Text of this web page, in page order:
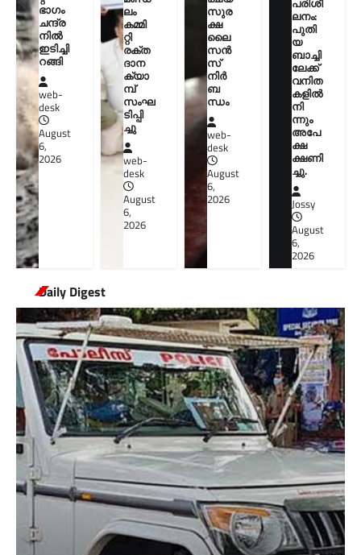
ഭാഗം
ചന്ദ്ര
നില്‍
ഇടിച്ചി
റങ്ങി
web-
desk
August
6,
2026
ലം
കമ്മി
റ്റി
രക്ത
ദാന
ക്യാ
മ്പ്
സംഘ
ടിപ്പി
ച്ചു
web-
desk
August
6,
2026
സുര
ക്ഷ
ലൈ
സൻ
സ്
നിർ
ബ
ന്ധം
web-
desk
August
6,
2026
പരിശീ
ലനം:
പുതി
യ
ബാച്ചി
ലേക്ക്
വനിത
കളിൽ
നി
ന്നും
അപേ
ക്ഷ
ക്ഷണി
ച്ചു.
Jossy
August
6,
2026
Daily Digest